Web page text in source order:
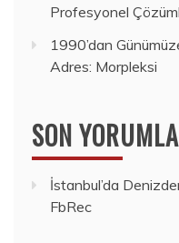
Profesyonel
1990’dan
Adres: Morpleksi
SON
İstanbul’da
FbRec